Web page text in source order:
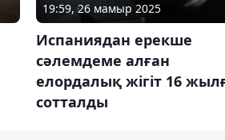
19:59, 26 мамыр 2025
Испаниядан ерекше
сәлемдеме алған
елордалық жігіт 16
сотталды